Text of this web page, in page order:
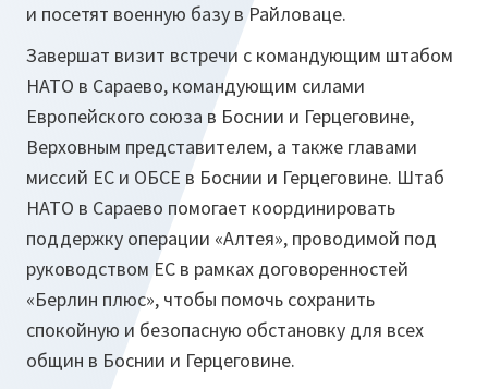
и посетят военную базу в Райловаце.
Завершат визит встречи с командующим штабом
НАТО в Сараево, командующим силами
Европейского союза в Боснии и Герцеговине,
Верховным представителем, а также главами
миссий ЕС и ОБСЕ в Боснии и Герцеговине. Штаб
НАТО в Сараево помогает координировать
поддержку операции «Алтея», проводимой под
руководством ЕС в рамках договоренностей
«Берлин плюс», чтобы помочь сохранить
спокойную и безопасную обстановку для всех
общин в Боснии и Герцеговине.